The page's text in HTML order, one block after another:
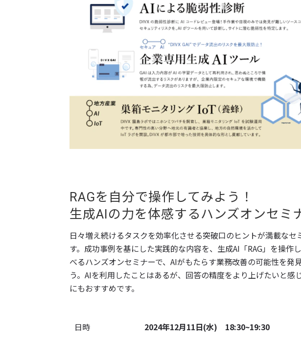
RAGを自分で操作してみよう！
生成AIの力を体感するハンズオンセミ
日々増え続けるタスクを効率化させる突破口のヒントが満載なセ
す。成功事例を基にした実践的な内容を、生成AI「RAG」を操作
べるハンズオンセミナーで、AIがもたらす業務改善の可能性を発
う。AIを利用したことはあるが、回答の精度をより上げたいと感
にもおすすめです。
日時 2024年12月11日(水) 18:30~19:30